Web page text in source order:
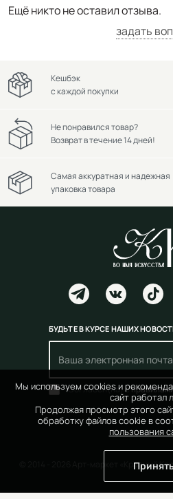
Ещё никто не оставил отзыва.
задать
Мы используем cookies и
сайт работал
Продолжая просмотр этого
обработку файлов cookie в
пользования
Кешбэк
с каждой покупки
Не понравился товар?
Возврат в течение 14 дней!
Самая аккуратная и надежная
упаковка товара
БУДЬТЕ В КУРСЕ НАШИХ
Согласен(на) с
© 2014 - 2026 Арт-маркет «Красный